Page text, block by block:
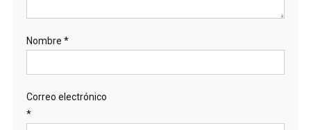
Nombre *
Correo electrónico
*